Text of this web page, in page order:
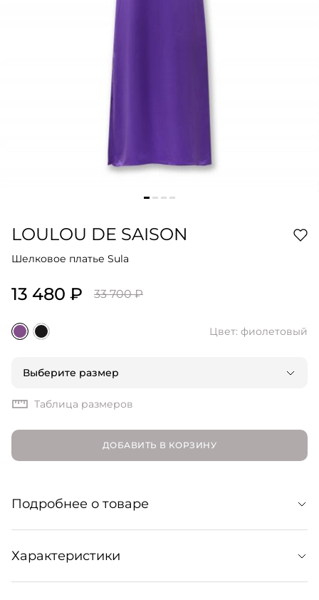
LOULOU DE SAISON
Шелковое платье Sula
13 480 ₽ 33 700 ₽
Цвет: фиолетовый
Выберите размер
Таблица размеров
ДОБАВИТЬ В КОРЗИНУ
Подробнее о товаре
Универсальное платье макси из шелка в зависимости
от аксессуаров и обуви может стать основой как
повседневного, так и вечернего образа.
Характеристики